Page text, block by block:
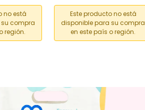
no está
compra
región.
Este producto no está
disponible para su compra
en este país o región.